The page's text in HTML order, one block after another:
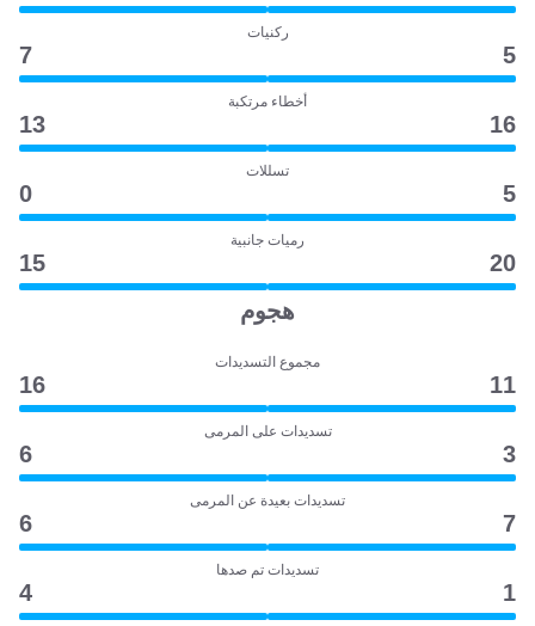
ركنيات
5
7
أخطاء مرتكبة
16
13
تسللات
5
0
رميات جانبية
20
15
هجوم
مجموع التسديدات
11
16
تسديدات على المرمى
3
6
تسديدات بعيدة عن المرمى
7
6
تسديدات تم صدها
1
4